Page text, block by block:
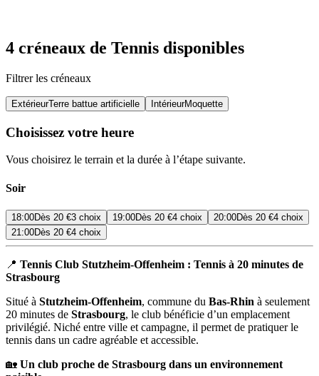
4 créneaux de Tennis disponibles
Filtrer les créneaux
ExtérieurTerre battue artificielle IntérieurMoquette
Choisissez votre heure
Vous choisirez le terrain et la durée à l’étape suivante.
Soir
18:00Dès 20 €3 choix 19:00Dès 20 €4 choix 20:00Dès 20 €4 choix
21:00Dès 20 €4 choix
📍 Tennis Club Stutzheim-Offenheim : Tennis à 20 minutes de
Strasbourg
Situé à Stutzheim-Offenheim, commune du Bas-Rhin à seulement
20 minutes de Strasbourg, le club bénéficie d’un emplacement
privilégié. Niché entre ville et campagne, il permet de pratiquer le
tennis dans un cadre agréable et accessible.
🏡 Un club proche de Strasbourg dans un environnement